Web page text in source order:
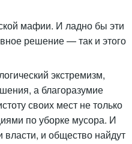
мафии. И ладно бы эти
решение — так и этого
экстремизм,
а благоразумие
своих мест не только
по уборке мусора. И
и общество найдут